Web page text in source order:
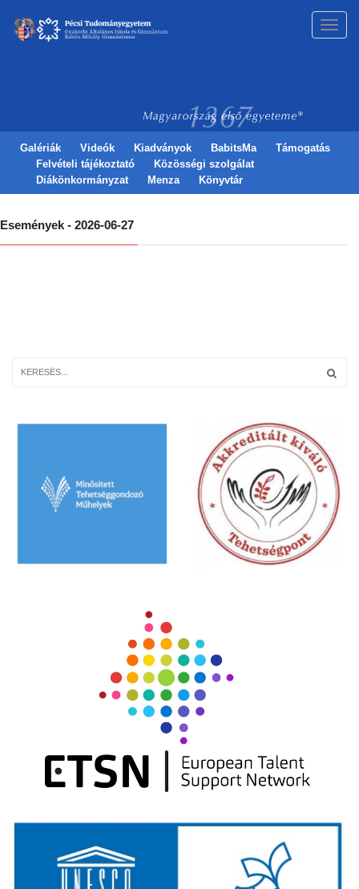
Galériák Videók Kiadványok BabitsMa
Támogatás
Felvételi tájékoztató
Közösségi szolgálat
Diákönkormányzat
Menza Könyvtár
Események - 2026-06-27